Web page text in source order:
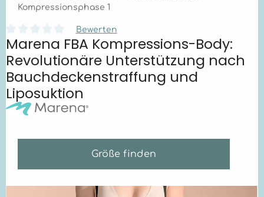
Kompressionsphase 1
Durchschnittliche Bewertung von 0 von 5 Sternen
Bewerten
Marena FBA Kompressions-Body:
Revolutionäre Unterstützung nach
Bauchdeckenstraffung und
Liposuktion
Größe finden
Bildergalerie überspringen